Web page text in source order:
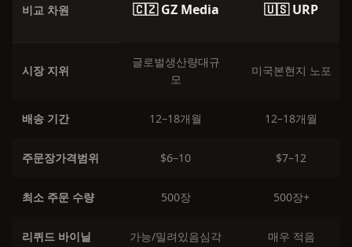
비교 차원 🇨🇿 GZ Media 🇺🇸 URP
시장 지위
글로벌생산량대규
모
미국본현지 노포
배송 기간 12–18개월 12–18개월
주문장가격범위 $6–10 $7–12
최소 주문 수량 500장 500장+
리퀴드 바이닐 가능/밀려있음심각 매우 적음